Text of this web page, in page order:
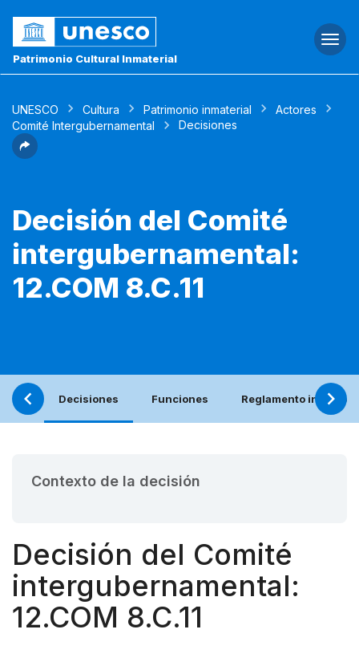
Patrimonio Cultural Inmaterial
UNESCO Cultura Patrimonio inmaterial
Actores
Comité Intergubernamental
Decisiones
Decisión del Comité
intergubernamental:
12.COM 8.C.11
Decisiones Funciones Reglamento interno
Contexto de la decisión
Decisión del Comité
intergubernamental:
12.COM 8.C.11